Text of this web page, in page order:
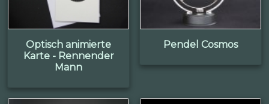
Optisch animierte
Karte - Rennender
Mann
Pendel Cosmos